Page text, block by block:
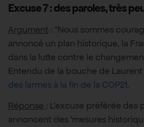
Excuse 7 : des paroles, très
Argument : “Nous sommes
annoncé un plan historique, la
dans la lutte contre le
Entendu de la bouche de Laurent
des larmes à la fin de la COP21.
Réponse : L’excuse préférée des
annoncent des ‘mesures